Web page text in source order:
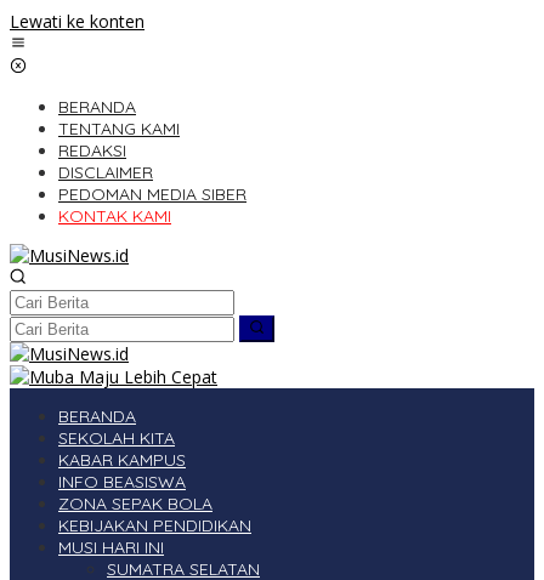
Lewati ke konten
BERANDA
TENTANG KAMI
REDAKSI
DISCLAIMER
PEDOMAN MEDIA SIBER
KONTAK KAMI
BERANDA
SEKOLAH KITA
KABAR KAMPUS
INFO BEASISWA
ZONA SEPAK BOLA
KEBIJAKAN PENDIDIKAN
MUSI HARI INI
SUMATRA SELATAN